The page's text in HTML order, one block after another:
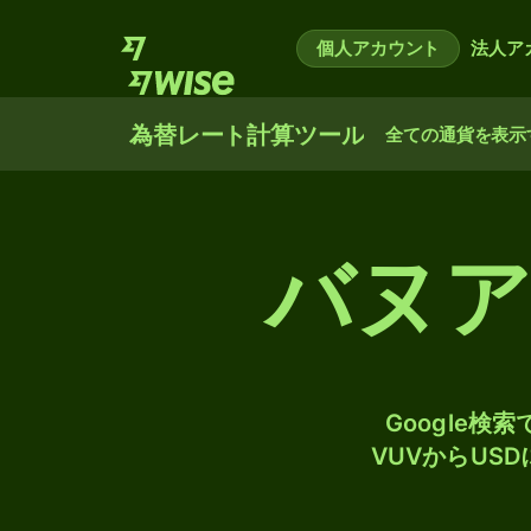
個人アカウント 法人ア
為替レート計算ツール 全ての通貨を表示
バヌ
Google検索
VUVからUSD